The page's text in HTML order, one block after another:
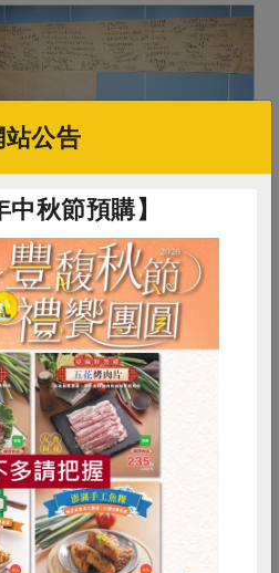
事
永續事業
動即將邁入二十五週年，
更有韌性的營運體質，打造
屆理事們共同的關注。依循
出發，理事會在共識營中討
食譜 減硝酸鹽
共同購買
站公告
中秋節預購】